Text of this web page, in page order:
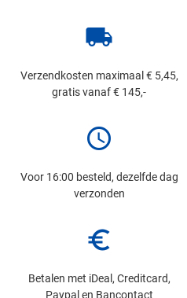
local_shipping
Verzendkosten maximaal € 5,45,
gratis vanaf € 145,-
schedule
Voor 16:00 besteld, dezelfde dag
verzonden
euro_symbol
Betalen met iDeal, Creditcard,
Paypal en Bancontact